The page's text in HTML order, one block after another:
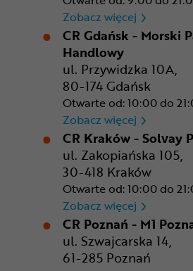
Zobacz więcej CR
CR Gdańsk - Morski
Handlowy
ul. Przywidzka 10A,
80-174 Gdańsk
Otwarte od: 10:00 do
Zobacz więcej CR
CR Kraków - Solvay
ul. Zakopiańska 105,
30-418 Kraków
Otwarte od: 10:00 do
Zobacz więcej CR
CR Poznań - M1
ul. Szwajcarska 14,
61-285 Poznań